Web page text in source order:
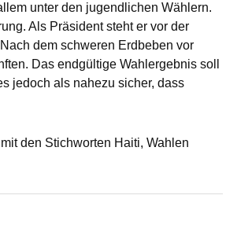
unter den jugendlichen Wählern.
Als Präsident steht er vor der
dem schweren Erdbeben vor
Das endgültige Wahlergebnis soll
jedoch als nahezu sicher, dass
den Stichworten Haiti, Wahlen